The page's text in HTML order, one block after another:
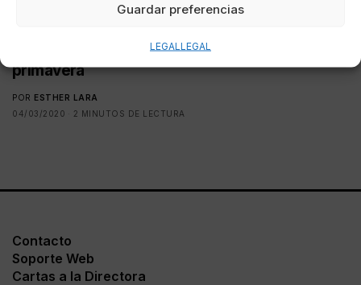
Guardar preferencias
LEGAL LEGAL
15 camisas blancas que te enamorarán esta
primavera
POR ESTHER LARA
04/03/2020
2 MINUTOS DE LECTURA
Contacto
Soporte Web
Cartas a la Directora